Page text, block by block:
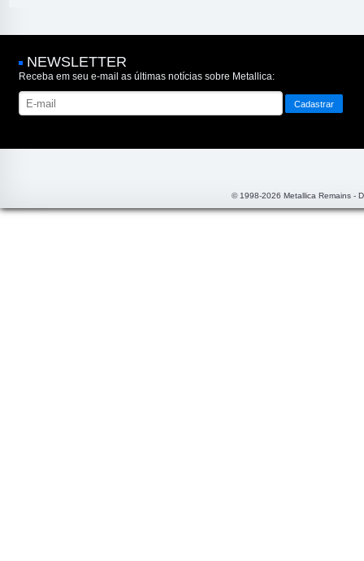
NEWSLETTER
Receba em seu e-mail as últimas notícias sobre Metallica:
© 1998-2026 Metallica Remains -